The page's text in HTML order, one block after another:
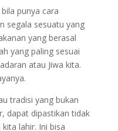
punya cara
segala sesuatu yang
yang berasal
yang paling sesuai
atau Jiwa kita.
tradisi yang bukan
dapat dipastikan tidak
lahir. Ini bisa